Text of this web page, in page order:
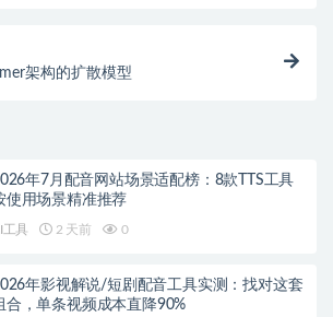
架构的扩散模型
年7月配音网站场景适配榜：8款TTS工具
使用场景精准推荐
工具 2 天前 0
年影视解说/短剧配音工具实测：找对这套
合，单条视频成本直降90%